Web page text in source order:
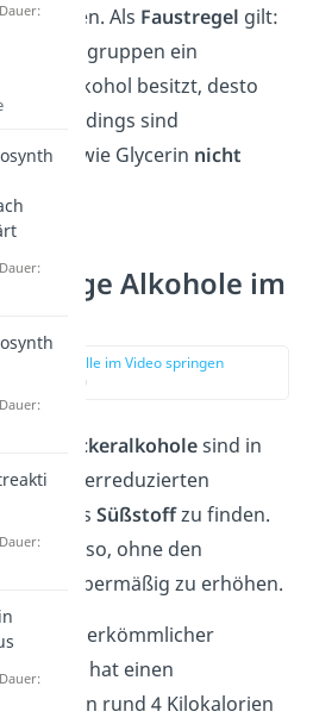
haben. Als Faustregel gilt:
Hydroxylgruppen ein
Alkohol besitzt, desto
er. Allerdings sind
sowie Glycerin nicht
Alkohole im
zur Stelle im Video springen
(03:58)
Zuckeralkoholesind in
zuckerreduzierten
als Süßstoffzu finden.
sie also, ohne den
übermäßig zu erhöhen.
herkömmlicher
hat einen
von rund 4 Kilokalorien